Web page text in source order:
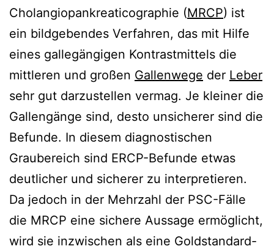
Cholangiopankreaticographie (MRCP) ist
ein bildgebendes Verfahren, das mit Hilfe
eines gallegängigen Kontrastmittels die
mittleren und großen Gallenwege der Leber
sehr gut darzustellen vermag. Je kleiner die
Gallengänge sind, desto unsicherer sind die
Befunde. In diesem diagnostischen
Graubereich sind ERCP-Befunde etwas
deutlicher und sicherer zu interpretieren.
Da jedoch in der Mehrzahl der PSC-Fälle
die MRCP eine sichere Aussage ermöglicht,
wird sie inzwischen als eine Goldstandard-